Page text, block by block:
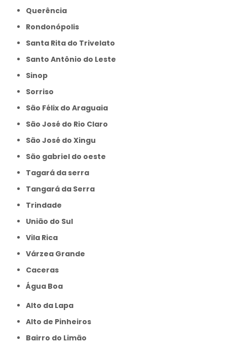
Querência
Rondonópolis
Santa Rita do Trivelato
Santo Antônio do Leste
Sinop
Sorriso
São Félix do Araguaia
São José do Rio Claro
São José do Xingu
São gabriel do oeste
Tagará da serra
Tangará da Serra
Trindade
União do Sul
Vila Rica
Várzea Grande
caceras
Água Boa
Alto da Lapa
Alto de Pinheiros
Bairro do Limão